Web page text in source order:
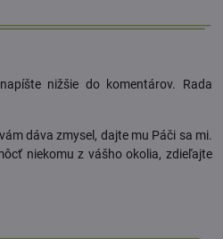
nižšie do komentárov. Rada
dáva zmysel, dajte mu Páči sa mi.
niekomu z vášho okolia, zdieľajte